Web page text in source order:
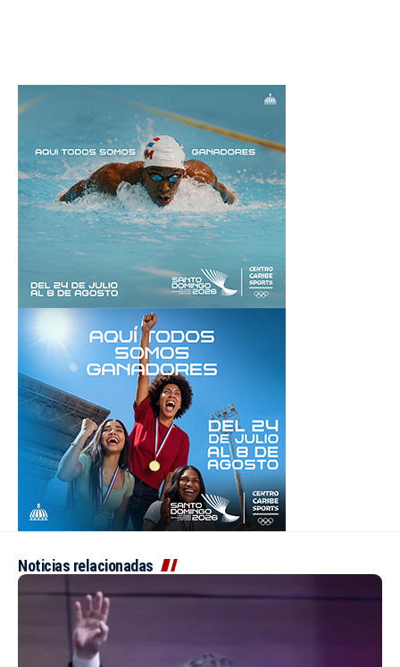
Noticias relacionadas